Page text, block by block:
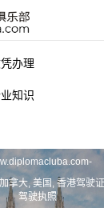
办理
知识
-
拿大, 美国, 香港驾驶证
驾驶执照